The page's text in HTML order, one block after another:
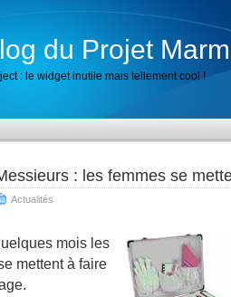
du Projet
: le widget inutile mais tellement cool !
: les femmes se
Actualités
mois les
mettent à faire